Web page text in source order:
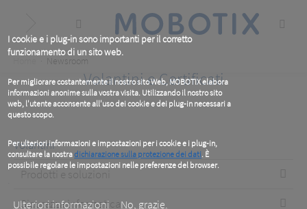
I cookie e i plug-in sono importanti per il corretto
funzionamento di un sito web.
Per migliorare costantemente il nostro sito Web, MOBOTIX elabora
informazioni anonime sulla vostra visita. Utilizzando il nostro sito
web, l'utente acconsente all'uso dei cookie e dei plug-in necessari a
questo scopo.
Per ulteriori informazioni e impostazioni per i cookie e i plug-in,
consultare la nostradichiarazione sulla protezione dei dati. È
possibile regolare le impostazioni nelle preferenze del browser.
Ulteriori informazioni
No, grazie.
content
Breadcrumb
Newsroom
Volantini e Certificati
Volantini
Prodotti e soluzioni
Sicurezza informatica